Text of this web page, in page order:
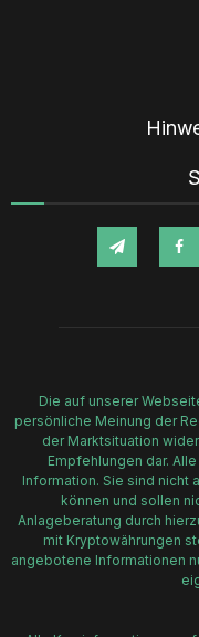
Die auf unserer
persönliche Meinung der
der Marktsituation
Empfehlungen dar.
Information. Sie sind nicht
können und sollen
Anlageberatung durch
mit Kryptowährungen
angebotene Informationen